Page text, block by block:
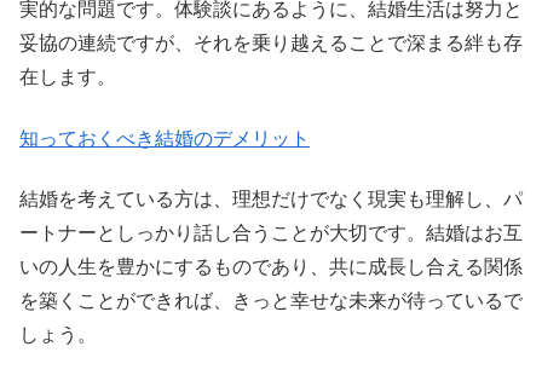
実的な問題です。体験談にあるように、結婚生活は努力と
妥協の連続ですが、それを乗り越えることで深まる絆も存
在します。
知っておくべき結婚のデメリット
結婚を考えている方は、理想だけでなく現実も理解し、パ
ートナーとしっかり話し合うことが大切です。結婚はお互
いの人生を豊かにするものであり、共に成長し合える関係
を築くことができれば、きっと幸せな未来が待っているで
しょう。